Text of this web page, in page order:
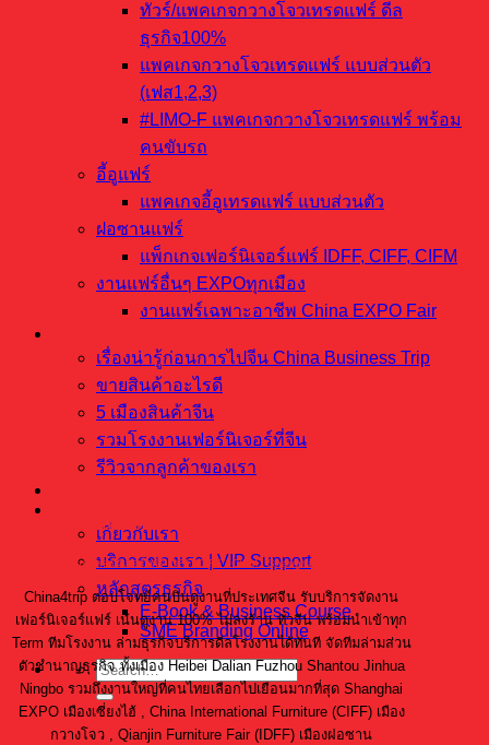
ทัวร์/แพคเกจกวางโจวเทรดแฟร์ ดีล
ธุรกิจ100%
แพคเกจกวางโจวเทรดแฟร์ แบบส่วนตัว
(เฟส1,2,3)
#LIMO-F แพคเกจกวางโจวเทรดแฟร์ พร้อม
คนขับรถ
อี้อูแฟร์
แพคเกจอี้อูเทรดแฟร์ แบบส่วนตัว
ฝอซานแฟร์
แพ็กเกจเฟอร์นิเจอร์แฟร์ IDFF, CIFF, CIFM
งานแฟร์อื่นๆ EXPOทุกเมือง
งานแฟร์เฉพาะอาชีพ China EXPO Fair
เรื่องน่ารู้ก่อนการไปจีน China Business Trip
ขายสินค้าอะไรดี
5 เมืองสินค้าจีน
รวมโรงงานเฟอร์นิเจอร์ที่จีน
รีวิวจากลูกค้าของเรา
เกี่ยวกับเรา
บริการของเรา | VIP Support
หลักสูตรธุรกิจ
E-Book & Business Course
SME Branding Online
งานเฟอร์นิเจอร์แฟร์ ใหญ่ที่สุดในโลก รวมไว้ที่นี่
แพ็กเกจเฟอร์นิเจอร์แฟร์ IDFF ,CIFF , CIFM , Shanghai Fair 2026
China4trip ตอบโจทย์คนบินดูงานที่ประเทศจีน รับบริการจัดงาน
เฟอร์นิเจอร์แฟร์ เน้นดูงาน 100% ไม่ลงร้าน ทั่วจีน พร้อมนำเข้าทุก
Term ทีมโรงงาน ล่ามธุรกิจบริการดีลโรงงานได้ทันที จัดทีมล่ามส่วน
ตัวชำนาญธุรกิจ ทั้งเมือง Heibei Dalian Fuzhou Shantou Jinhua
Ningbo รวมถึงงานใหญ่ที่คนไทยเลือกไปเยือนมากที่สุด Shanghai
EXPO เมืองเซี่ยงไฮ้ , China International Furniture (CIFF) เมือง
กวางโจว , Qianjin Furniture Fair (IDFF) เมืองฝอซาน